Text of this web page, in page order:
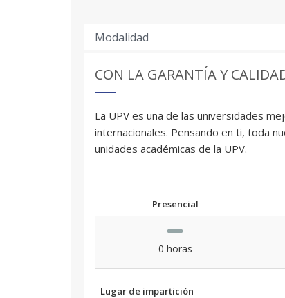
Modalidad
CON LA GARANTÍA Y
La UPV es una de las universidades
internacionales. Pensando en ti, toda
unidades académicas de la UPV.
Presencial
0 horas
Lugar de impartición